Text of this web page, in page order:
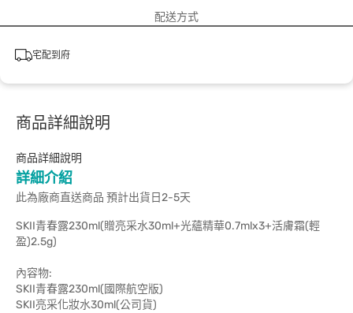
配送方式
宅配到府
商品詳細說明
商品詳細說明
詳細介紹
此為廠商直送商品 預計出貨日2-5天
SKII青春露230ml(贈亮采水30ml+光蘊精華0.7mlx3+活膚霜(輕
盈)2.5g)
內容物:
SKII青春露230ml(國際航空版)
SKII亮采化妝水30ml(公司貨)